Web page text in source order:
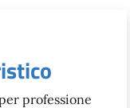
professione